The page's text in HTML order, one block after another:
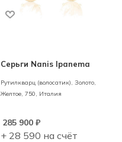
Серьги Nanis Ipanema
Рутилкварц (волосатик), Золото,
Желтое, 750, Италия
285 900₽
+ 28 590 на счёт